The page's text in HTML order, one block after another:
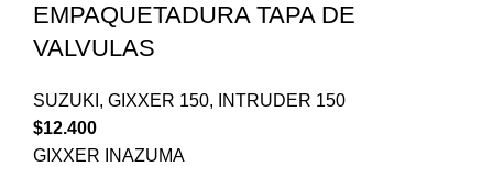
EMPAQUETADURA TAPA DE
VALVULAS
SUZUKI , GIXXER 150,
INTRUDER 150
$12.400
GIXXER INAZUMA